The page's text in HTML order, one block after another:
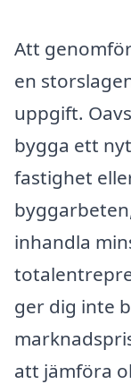
Att
en
uppgift.
bygga ett
fastighet
inhandla
ger dig inte
att jämföra